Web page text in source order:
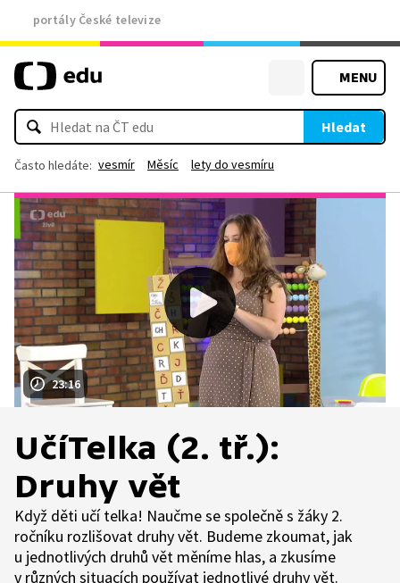
portály České televize
MENU
Hledat
Často hledáte: vesmír Měsíc lety do vesmíru
23:16
UčíTelka (2. tř.):
Druhy vět
Když děti učí telka! Naučme se společně s žáky 2.
ročníku rozlišovat druhy vět. Budeme zkoumat, jak
u jednotlivých druhů vět měníme hlas, a zkusíme
v různých situacích používat jednotlivé druhy vět.